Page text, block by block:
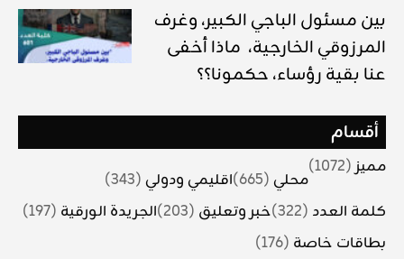
بين مسئول الباجي الكبير، وغرف
المرزوقي الخارجية، ماذا أخفى
عنا بقية رؤساء، حكمونا؟؟
أقسام
مميز(1072)
محلي (665) اقليمي ودولي (343)
كلمة العدد (322) خبر وتعليق (203) الجريدة الورقية (197)
بطاقات خاصة (176)